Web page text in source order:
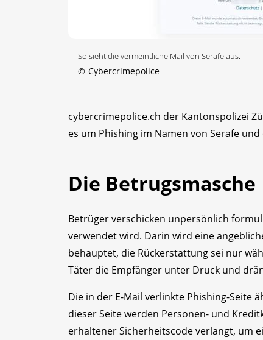
So sieht die vermeintliche Mail von Serafe aus.
© Cybercrimepolice
cybercrimepolice.ch der Kantonspolizei
es um Phishing im Namen von Serafe
Die Betrugsmasche
Betrüger verschicken unpersönlich
verwendet wird. Darin wird eine
behauptet, die Rückerstattung sei nur
Täter die Empfänger unter Druck und
Die in der E-Mail verlinkte Phishing-Seite
dieser Seite werden Personen- und
erhaltener Sicherheitscode verlangt, um